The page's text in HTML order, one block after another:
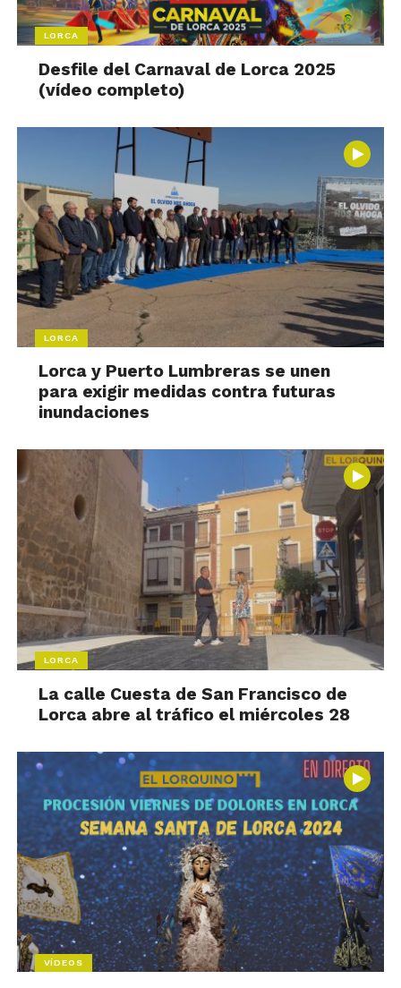
LORCA
Desfile del Carnaval de Lorca 2025
(vídeo completo)
LORCA
Lorca y Puerto Lumbreras se unen
para exigir medidas contra futuras
inundaciones
LORCA
La calle Cuesta de San Francisco de
Lorca abre al tráfico el miércoles 28
VÍDEOS